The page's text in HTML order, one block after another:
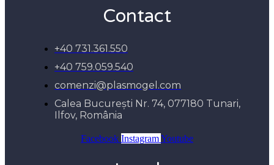
Contact
+40 731.361.550
+40 759.059.540
comenzi@plasmogel.com
Calea București Nr. 74, 077180 Tunari,
Ilfov, România
Facebook InstagramYoutube